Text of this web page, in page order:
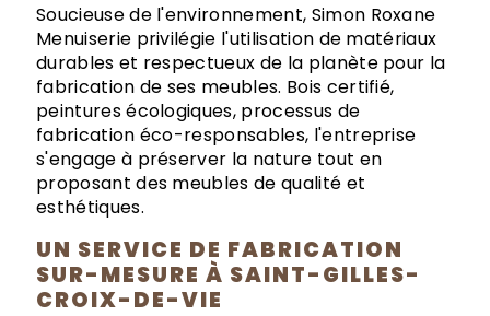
Soucieuse de l'environnement, Simon Roxane
Menuiserie privilégie l'utilisation de matériaux
durables et respectueux de la planète pour la
fabrication de ses meubles. Bois certifié,
peintures écologiques, processus de
fabrication éco-responsables, l'entreprise
s'engage à préserver la nature tout en
proposant des meubles de qualité et
esthétiques.
UN SERVICE DE FABRICATION
SUR-MESURE À SAINT-GILLES-
CROIX-DE-VIE